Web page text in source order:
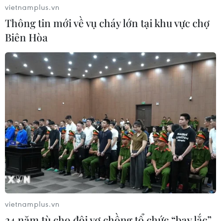
Các hãng hàng không Việt 'cõng' trên 50
triệu khách trong năm 2018
Thị trường hàng không Việt Nam năm nay tiếp tục có sự
tăng trưởng ổn định, các hãng hàng không đã tăng chất
lượng dịch vụ và hạn chế tối đa tỷ lệ chậm, hủy chuyến.
vietnamplus.vn
Thông tin mới về vụ cháy lớn tại khu vực chợ
Biên Hòa
vietnamplus.vn